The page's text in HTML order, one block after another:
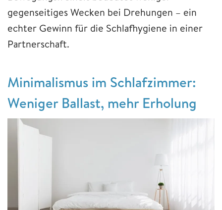
gegenseitiges Wecken bei Drehungen – ein
echter Gewinn für die Schlafhygiene in einer
Partnerschaft.
Minimalismus im Schlafzimmer:
Weniger Ballast, mehr Erholung